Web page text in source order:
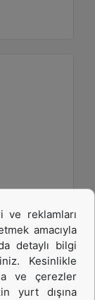
ve reklamları
amacıyla
detaylı bilgi
Kesinlikle
ve çerezler
yurt dışına